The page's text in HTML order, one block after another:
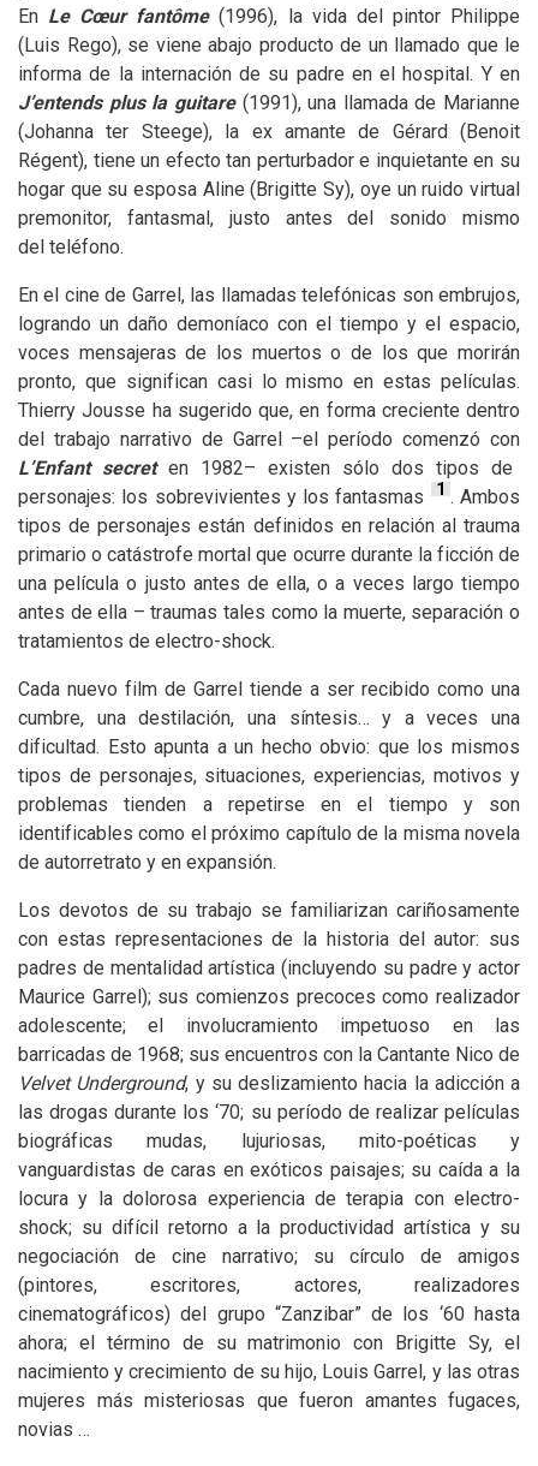
En Le Cœur fantôme(1996), la vida del pintor Philippe
(Luis Rego), se viene abajo producto de un llamado que le
informa de la internación de su padre en el hospital. Y en
J’entends plus la guitare(1991), una llamada de Marianne
(Johanna ter Steege), la ex amante de Gérard (Benoit
Régent), tiene un efecto tan perturbador e inquietante en su
hogar que su esposa Aline (Brigitte Sy), oye un ruido virtual
premonitor, fantasmal, justo antes del sonido mismo
del teléfono.
En el cine de Garrel, las llamadas telefónicas son embrujos,
logrando un daño demoníaco con el tiempo y el espacio,
voces mensajeras de los muertos o de los que morirán
pronto, que significan casi lo mismo en estas películas.
Thierry Jousse ha sugerido que, en forma creciente dentro
del trabajo narrativo de Garrel –el período comenzó con
L’Enfant secreten 1982– existen sólo dos tipos de
personajes: los sobrevivientes y los fantasmas
1 . Ambos
tipos de personajes están definidos en relación al trauma
primario o catástrofe mortal que ocurre durante la ficción de
una película o justo antes de ella, o a veces largo tiempo
antes de ella – traumas tales como la muerte, separación o
tratamientos de electro-shock.
Cada nuevo film de Garrel tiende a ser recibido como una
cumbre, una destilación, una síntesis… y a veces una
dificultad. Esto apunta a un hecho obvio: que los mismos
tipos de personajes, situaciones, experiencias, motivos y
problemas tienden a repetirse en el tiempo y son
identificables como el próximo capítulo de la misma novela
de autorretrato y en expansión.
Los devotos de su trabajo se familiarizan cariñosamente
con estas representaciones de la historia del autor: sus
padres de mentalidad artística (incluyendo su padre y actor
Maurice Garrel); sus comienzos precoces como realizador
adolescente; el involucramiento impetuoso en las
barricadas de 1968; sus encuentros con la Cantante Nico de
Velvet Underground, y su deslizamiento hacia la adicción a
las drogas durante los ‘70; su período de realizar películas
biográficas mudas, lujuriosas, mito-poéticas y
vanguardistas de caras en exóticos paisajes; su caída a la
locura y la dolorosa experiencia de terapia con electro-
shock; su difícil retorno a la productividad artística y su
negociación de cine narrativo; su círculo de amigos
(pintores, escritores, actores, realizadores
cinematográficos) del grupo “Zanzibar” de los ‘60 hasta
ahora; el término de su matrimonio con Brigitte Sy, el
nacimiento y crecimiento de su hijo, Louis Garrel, y las otras
mujeres más misteriosas que fueron amantes fugaces,
novias …